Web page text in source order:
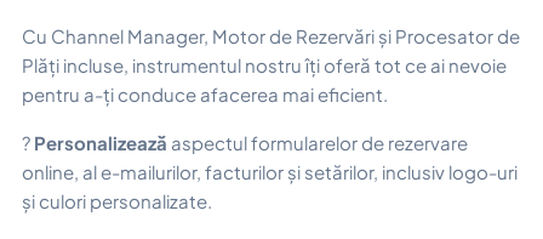
Cu Channel Manager, Motor de Rezervări și Procesator de
Plăți incluse, instrumentul nostru îți oferă tot ce ai nevoie
pentru a-ți conduce afacerea mai eficient.
? Personalizează aspectul formularelor de rezervare
online, al e-mailurilor, facturilor și setărilor, inclusiv logo-uri
și culori personalizate.